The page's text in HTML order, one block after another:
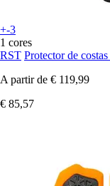
+-3
1 cores
RST Protector de
A partir de € 119,99
€ 85,57